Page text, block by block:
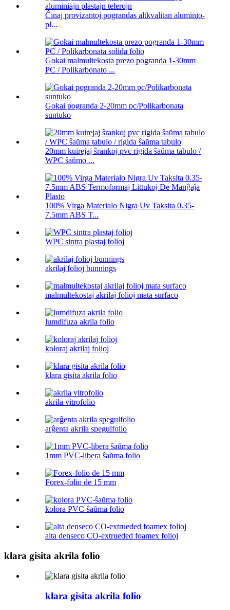
Ĉinaj provizantoj pograndas altkvalitan aluminio-
pl...
Gokai malmultekosta prezo pogranda 1-30mm
PC / Polikarbonato ...
Gokai pogranda 2-20mm pc/Polikarbonata
suntuko
20mm kuirejaj ŝrankoj pvc rigida ŝaŭma tabulo /
WPC ŝaŭmo ...
100% Virga Materialo Nigra Uv Taksita 0.35-
7.5mm ABS T...
WPC sintra plastaj folioj
akrilaj folioj bunnings
malmultekostaj akrilaj folioj mata surfaco
lumdifuza akrila folio
koloraj akrilaj folioj
klara gisita akrila folio
akrila vitrofolio
arĝenta akrila spegulfolio
1mm PVC-libera ŝaŭma folio
Forex-folio de 15 mm
kolora PVC-ŝaŭma folio
alta denseco CO-extrueded foamex folioj
klara gisita akrila folio
klara gisita akrila folio